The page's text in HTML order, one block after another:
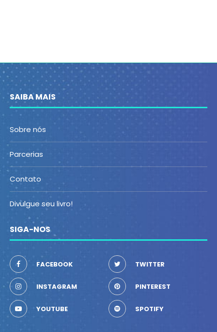
SAIBA MAIS
Sobre nós
Parcerias
Contato
Divulgue seu livro!
SIGA-NOS
FACEBOOK TWITTER
INSTAGRAM PINTEREST
YOUTUBE SPOTIFY